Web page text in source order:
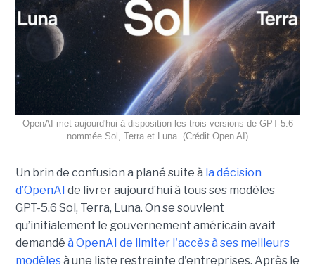
OpenAI met aujourd'hui à disposition les trois versions de GPT-5.6
nommée Sol, Terra et Luna. (Crédit Open AI)
Un brin de confusion a plané suite à la décision
d’OpenAI de livrer aujourd’hui à tous ses modèles
GPT-5.6 Sol, Terra, Luna. On se souvient
qu’initialement le gouvernement américain avait
demandé à OpenAI de limiter l'accès à ses meilleurs
modèlesà une liste restreinte d'entreprises. Après le